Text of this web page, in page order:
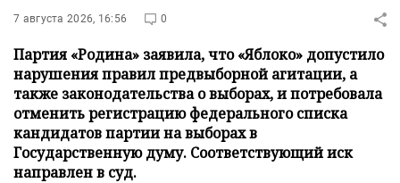
7 августа 2026, 16:56 0
Партия «Родина» заявила, что «Яблоко» допустило
нарушения правил предвыборной агитации, а
также законодательства о выборах, и потребовала
отменить регистрацию федерального списка
кандидатов партии на выборах в
Государственную думу. Соответствующий иск
направлен в суд.